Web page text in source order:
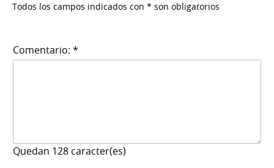
Todos los campos indicados con * son obligatorios
Comentario: *
Quedan 128 caracter(es)